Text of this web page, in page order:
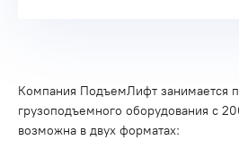
Компания ПодъемЛифт занимается
грузоподъемного оборудования с
возможна в двух форматах: